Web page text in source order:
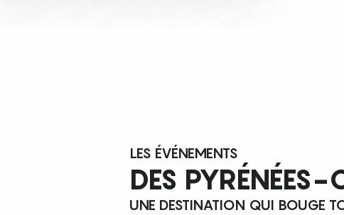
LES ÉVÉNEMENTS
DES PYRÉNÉES-
UNE DESTINATION QUI BOUGE